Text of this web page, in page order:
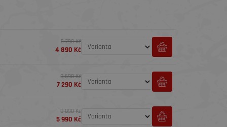
5 790 Kč
4 890 Kč
8 690 Kč
7 290 Kč
8 890 Kč
5 990 Kč